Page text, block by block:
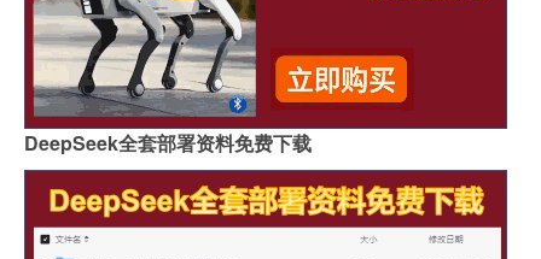
DeepSeek全套部署资料免费下载